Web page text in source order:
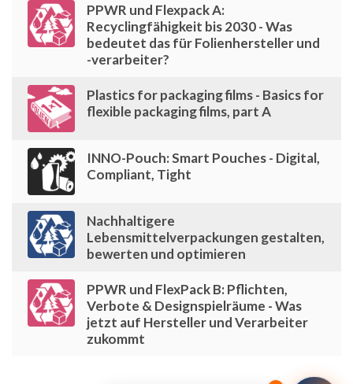
PPWR und Flexpack A:
Recyclingfähigkeit bis 2030 - Was
bedeutet das für Folienhersteller und
-verarbeiter?
Plastics for packaging films - Basics for
flexible packaging films, part A
INNO-Pouch: Smart Pouches - Digital,
Compliant, Tight
Nachhaltigere
Lebensmittelverpackungen gestalten,
bewerten und optimieren
PPWR und FlexPack B: Pflichten,
Verbote & Designspielräume - Was
jetzt auf Hersteller und Verarbeiter
zukommt